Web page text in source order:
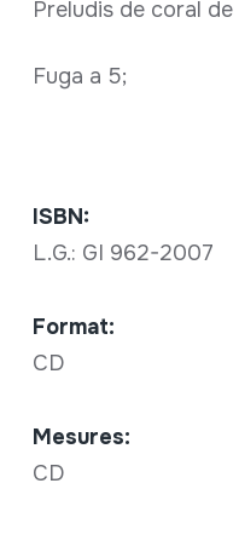
Preludis de coral
Fuga a 5;
ISBN:
L.G.: GI 962-2007
Format:
CD
Mesures:
CD